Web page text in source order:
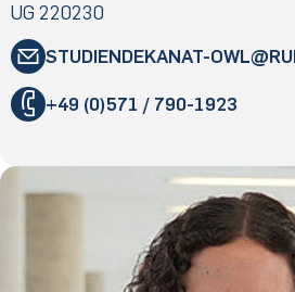
UG 220230
STUDIENDEKANAT-OWL
+49 (0)571 / 790-1923